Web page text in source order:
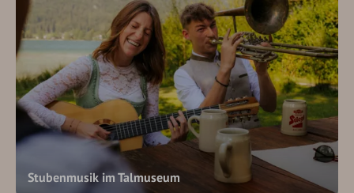
Stubenmusik im Talmuseum